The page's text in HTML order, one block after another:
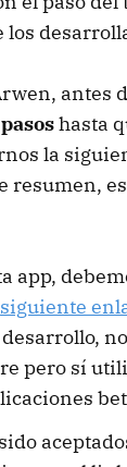
los
antes
hasta
la
resumen,
app,
siguiente
pero sí